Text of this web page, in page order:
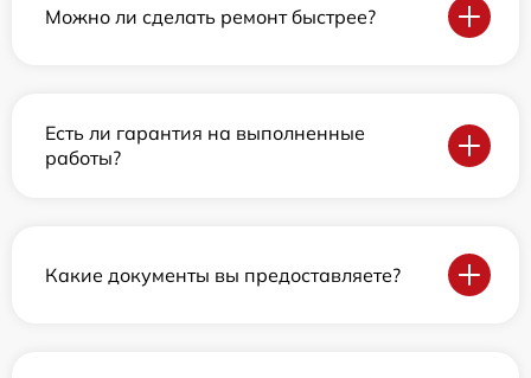
Можно ли сделать ремонт быстрее?
Есть ли гарантия на выполненные
работы?
Какие документы вы предоставляете?